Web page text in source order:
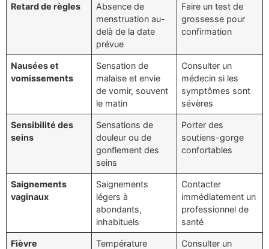
Retard de règles
Absence de
menstruation au-
delà de la date
prévue
Faire un test de
grossesse pour
confirmation
Nausées et
vomissements
Sensation de
malaise et envie
de vomir, souvent
le matin
Consulter un
médecin si les
symptômes sont
sévères
Sensibilité des
seins
Sensations de
douleur ou de
gonflement des
seins
Porter des
soutiens-gorge
confortables
Saignements
vaginaux
Saignements
légers à
abondants,
inhabituels
Contacter
immédiatement un
professionnel de
santé
Fièvre
Température
Consulter un